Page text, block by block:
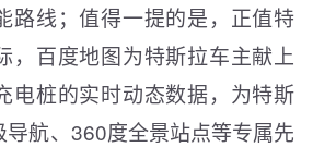
路线；值得一提的是，正值特
，百度地图为特斯拉车主献上
电桩的实时动态数据，为特斯
航、360度全景站点等专属先